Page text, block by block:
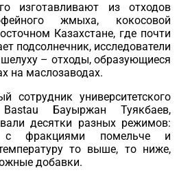
изготавливают из отходов
жмыха, кокосовой
Казахстане, где почти
подсолнечник, исследователи
– отходы, образующиеся
на маслозаводах.
сотрудник университетского
Бауыржан Туякбаев,
десятки разных режимов:
с фракциями помельче и
то выше, то ниже,
добавки.